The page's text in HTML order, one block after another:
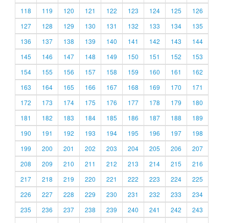
118
119 120 121 122 123 124 125
126
127
128 129 130 131 132 133 134
135
136
137 138 139 140 141 142 143
144
145
146 147 148 149 150 151 152
153
154
155 156 157 158 159 160 161
162
163
164 165 166 167 168 169 170
171
172
173 174 175 176 177 178 179
180
181
182 183 184 185 186 187 188
189
190
191 192 193 194 195 196 197
198
199
200 201 202 203 204 205 206
207
208
209 210 211 212 213 214 215
216
217
218 219 220 221 222 223 224
225
226
227 228 229 230 231 232 233
234
235
236 237 238 239 240 241 242
243